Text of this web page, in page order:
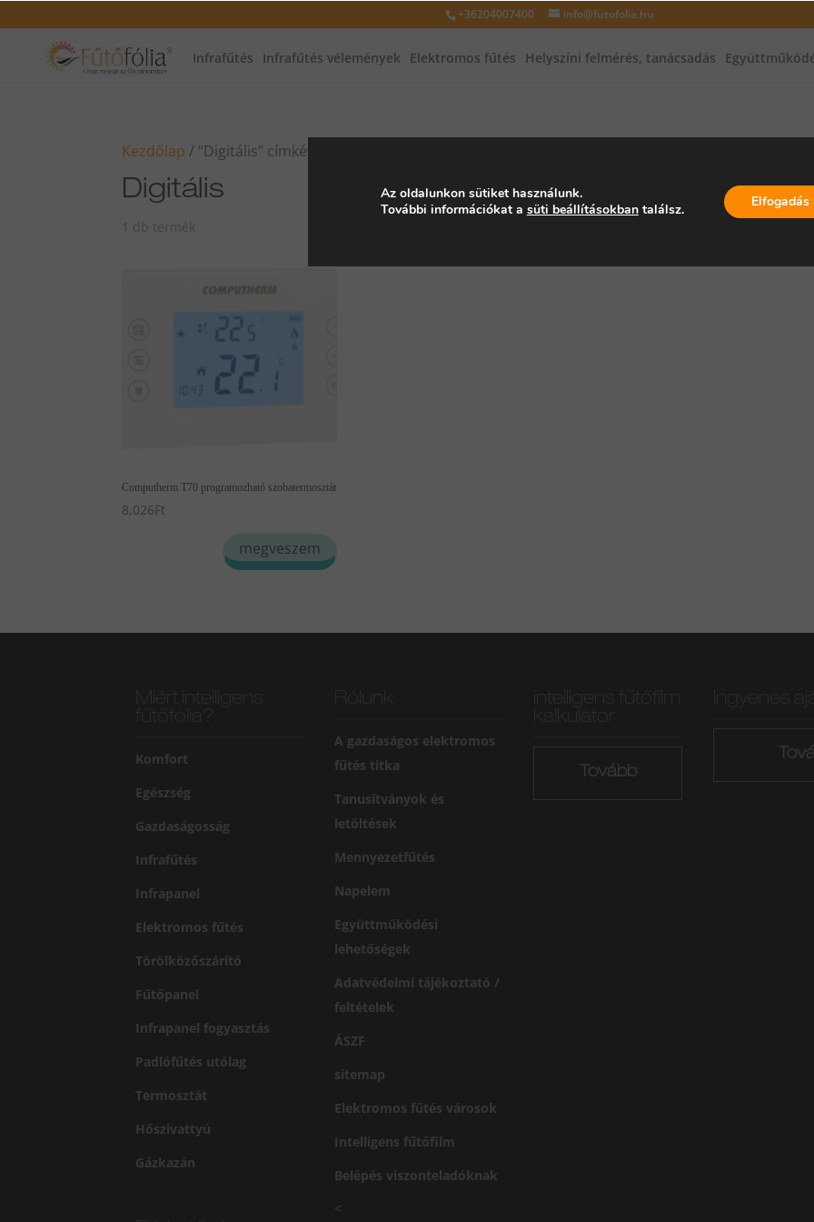
+36204007400 info@futofolia.hu
Infrafűtés Infrafűtés vélemények Elektromos fűtés Helyszíni felmérés, tanácsadás
Kezdőlap / “Digitális” címkével rendelkező termékek
Digitális
1 db termék
Computherm T70 programozható szobatermosztát
8,026Ft
megveszem
Komfort
Egészség
Gazdaságosság
Infrafűtés
Infrapanel
Elektromos fűtés
Törölközőszárító
Fűtőpanel
Infrapanel fogyasztás
Padlófűtés utólag
Termosztát
Hőszivattyú
Gázkazán
A gazdaságos elektromos
fűtés titka
Tanusítványok és
letöltések
Mennyezetfűtés
Napelem
Együttműködési
lehetőségek
Adatvédelmi tájékoztató /
feltételek
ÁSZF
sitemap
Elektromos fűtés városok
Intelligens fűtőfilm
Belépés viszonteladóknak
<
Tovább
Az oldalunkon sütiket használunk.
További információkat a süti beállításokbantalálsz. Elfogadás